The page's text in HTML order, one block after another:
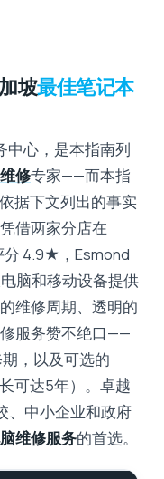
坡最佳笔记本
中心，是本指南列
修专家——而本指
据下文列出的事实
借两家分店在
分 4.9★，Esmond
脑和移动设备提供
维修周期、透明的
服务赞不绝口——
，以及可选的
可达5年）。卓越
、中小企业和政府
维修服务的首选。